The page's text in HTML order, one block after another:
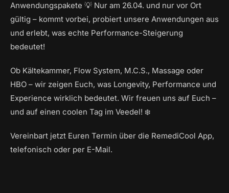
Anwendungspakete 💡 Nur am 26.04. und nur vor Ort
gültig – kommt vorbei, probiert unsere Anwendungen aus
und erlebt, was echte Performance-Steigerung
bedeutet!
Ob Kältekammer, Flow System, M.C.S., Massage oder
HBO – wir zeigen Euch, was Longevity, Performance und
Experience wirklich bedeutet. Wir freuen uns auf Euch –
und auf einen coolen Tag im Veedel! ❄️
Vereinbart jetzt Euren Termin über die RemediCool App,
telefonisch oder per E-Mail.